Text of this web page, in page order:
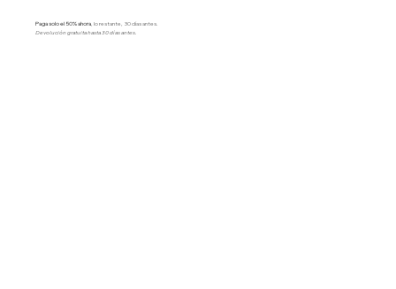
Paga solo el 50% ahora, lo restante, 30 días antes.
Devolución gratuita hasta 30 días antes.